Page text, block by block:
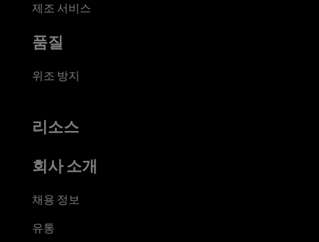
제조 서비스
품질
위조 방지
리소스
회사 소개
채용 정보
유통